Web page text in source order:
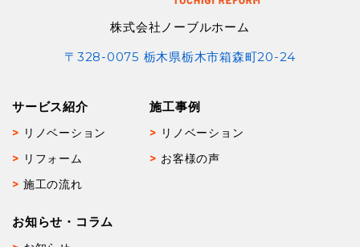
株式会社ノーブルホーム
〒328-0075 栃木県栃木市箱森町20-24
サービス紹介
リノベーション
リフォーム
施工の流れ
施工事例
リノベーション
お客様の声
お知らせ・コラム